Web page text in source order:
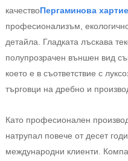
качествоПергаминова
професионализъм,
детайла. Гладката лъскава
полупрозрачен външен вид
което е в съответствие с
търговци на дребно и
Като професионален
натрупал повече от десет
международни клиенти.